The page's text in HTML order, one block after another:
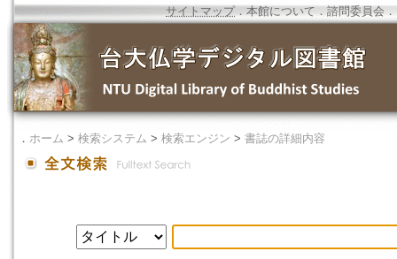
サイトマップ．本館について ． 諮問委員会 ．
． ホーム > 検索システム > 検索エンジン > 書誌の詳細内容